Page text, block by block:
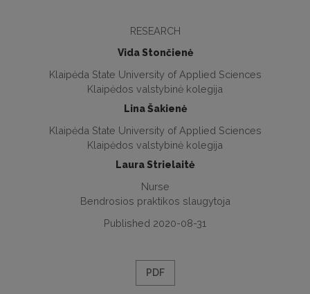
RESEARCH
Vida Stončienė
Klaipėda State University of Applied Sciences
Klaipėdos valstybinė kolegija
Lina Šakienė
Klaipėda State University of Applied Sciences
Klaipėdos valstybinė kolegija
Laura Strielaitė
Nurse
Bendrosios praktikos slaugytoja
Published 2020-08-31
PDF